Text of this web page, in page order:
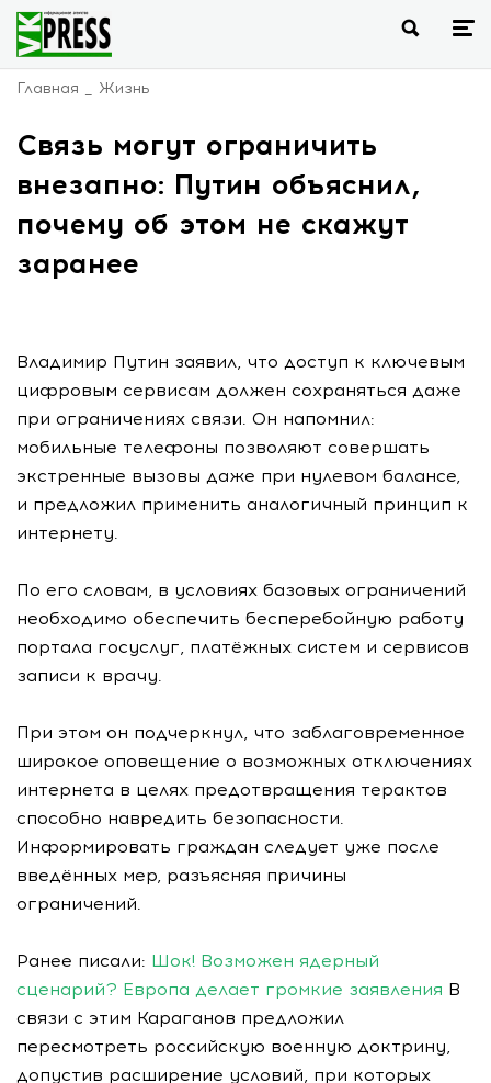
Главная Жизнь
Связь могут ограничить
внезапно: Путин объяснил,
почему об этом не скажут
заранее
Владимир Путин заявил, что доступ к ключевым
цифровым сервисам должен сохраняться даже
при ограничениях связи. Он напомнил:
мобильные телефоны позволяют совершать
экстренные вызовы даже при нулевом балансе,
и предложил применить аналогичный принцип к
интернету.
По его словам, в условиях базовых ограничений
необходимо обеспечить бесперебойную работу
портала госуслуг, платёжных систем и сервисов
записи к врачу.
При этом он подчеркнул, что заблаговременное
широкое оповещение о возможных отключениях
интернета в целях предотвращения терактов
способно навредить безопасности.
Информировать граждан следует уже после
введённых мер, разъясняя причины
ограничений.
Ранее писали: Шок! Возможен ядерный
сценарий? Европа делает громкие заявления В
связи с этим Караганов предложил
пересмотреть российскую военную доктрину,
допустив расширение условий, при которых